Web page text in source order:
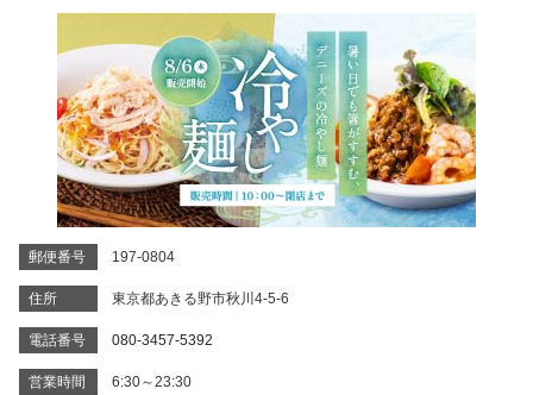
郵便番号 197-0804
住所 東京都あきる野市秋川4-5-6
電話番号 080-3457-5392
営業時間
6:30～23:30